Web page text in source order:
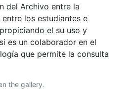
del Archivo entre la
los estudiantes e
el su uso y
es un colaborador en el
que permite la consulta
the gallery.